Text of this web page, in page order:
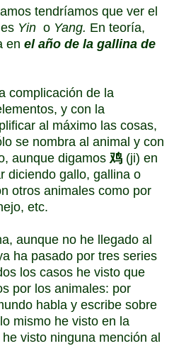
tendríamos que ver el
Yin o Yang. En teoría,
en el año de la gallina de
complicación de la
y con la
al máximo las cosas,
se nombra al animal y con
aunque digamos 鸡 (ji) en
diciendo gallo, gallina o
otros animales como por
etc.
aunque no he llegado al
ha pasado por tres series
los casos he visto que
por los animales: por
habla y escribe sobre
mismo he visto en la
visto ninguna mención al